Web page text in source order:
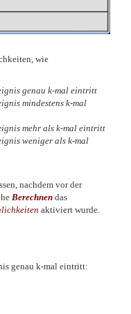
wie
genau k-mal eintritt
mindestens k-mal
mehr als k-mal eintritt
weniger als k-mal
nachdem vor der
Berechnen das
aktiviert wurde.
genau k-mal eintritt: